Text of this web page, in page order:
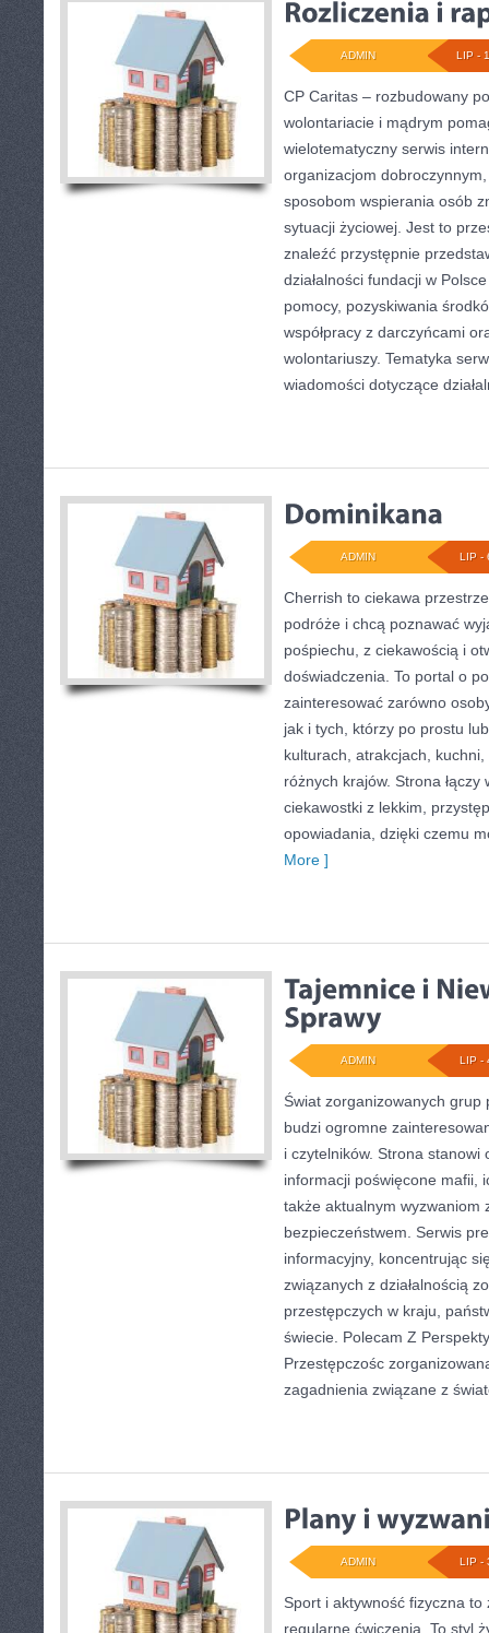
LIP -
ADMIN
CP Caritas – rozbudowany
wolontariacie i mądrym
wielotematyczny serwis
organizacjom
sposobom wspierania osób
sytuacji życiowej. Jest to
znaleźć przystępnie
działalności fundacji w
pomocy, pozyskiwania
współpracy z darczyńcami
wolontariuszy. Tematyka
wiadomości dotyczące
LIP -
ADMIN
Cherrish to ciekawa
podróże i chcą poznawać
pośpiechu, z ciekawością i
doświadczenia. To portal o
zainteresować zarówno
jak i tych, którzy po prostu
kulturach, atrakcjach,
różnych krajów. Strona
ciekawostki z lekkim,
opowiadania, dzięki czemu
More ]
LIP -
ADMIN
Świat zorganizowanych grup
budzi ogromne
i czytelników. Strona stanowi
informacji poświęcone mafii,
także aktualnym wyzwaniom
bezpieczeństwem. Serwis
informacyjny, koncentrując
związanych z działalnością
przestępczych w kraju,
świecie. Polecam Z
Przestępczośc
zagadnienia związane z
LIP -
ADMIN
Sport i aktywność fizyczna
regularne ćwiczenia. To styl